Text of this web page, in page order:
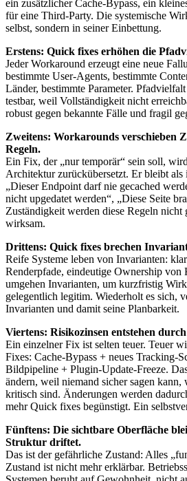
ein zusätzlicher Cache-Bypass, ein
für eine Third-Party. Die systemische
selbst, sondern in seiner Einbettung.
Erstens: Quick fixes erhöhen die
Jeder Workaround erzeugt eine neue
bestimmte User-Agents, bestimmte
Länder, bestimmte Parameter.
testbar, weil Vollständigkeit nicht
robust gegen bekannte Fälle und fragil
Zweitens: Workarounds verschieben
Regeln.
Ein Fix, der „nur temporär“ sein soll,
Architektur zurückübersetzt. Er bleibt als
„Dieser Endpoint darf nie gecached
nicht upgedatet werden“, „Diese Seite
Zuständigkeit werden diese Regeln nicht
wirksam.
Drittens: Quick fixes brechen
Reife Systeme leben von Invarianten:
Renderpfade, eindeutige Ownership
umgehen Invarianten, um kurzfristig
gelegentlich legitim. Wiederholt es sich,
Invarianten und damit seine Planbarkeit.
Viertens: Risikozinsen entstehen
Ein einzelner Fix ist selten teuer. Teuer
Fixes: Cache-Bypass + neues Tracking-
Bildpipeline + Plugin-Update-Freeze.
ändern, weil niemand sicher sagen
kritisch sind. Änderungen werden
mehr Quick fixes begünstigt. Ein
Fünftens: Die sichtbare Oberfläche
Struktur driftet.
Das ist der gefährliche Zustand: Alles
Zustand ist nicht mehr erklärbar.